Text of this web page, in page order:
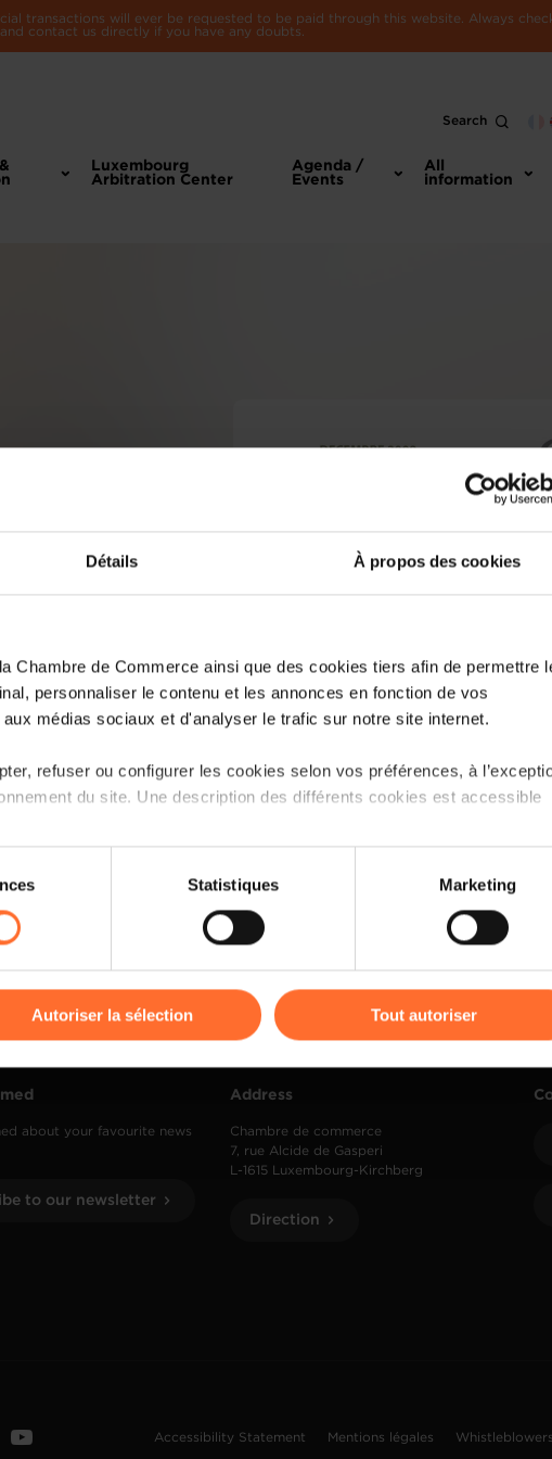
Détails À propos des cookies
Chambre de Commerce ainsi que des cookies tiers afin de permettre
personnaliser le contenu et les annonces en fonction de vos
médias sociaux et d'analyser le trafic sur notre site internet.
refuser ou configurer les cookies selon vos préférences, à
du site. Une description des différents cookies est accessible
fonctionnalités (ex : lecture de vidéos, partage sur les réseaux
vidéo, personnalisation de l’affichage du site) peuvent être affectées en
non nécessaires.
Statistiques Marketing
Autoriser la sélection Tout autoriser
transactions will ever be requested to be paid through this website. Always
contact us directly if you have any doubts.
Search
Luxembourg
Arbitration Center
Agenda /
Events
All
information
about your favourite news
to our newsletter
Address
Chambre de commerce
7, rue Alcide de Gasperi
L-1615 Luxembourg-Kirchberg
Direction
Accessibility Statement Mentions légales Whistleblowers